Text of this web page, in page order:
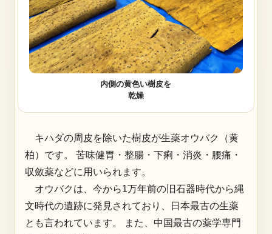
内側の黄色い樹皮を
乾燥
キハダの周皮を除いた樹皮が生薬オウバク（黄
柏）です。 苦味健胃・整腸・下痢・消炎・腰痛・
収斂薬などに用いられます。
オウバクは、今から1万年前の旧石器時代から縄
文時代の遺跡に発見されており、日本最古の生薬
とも言われています。 また、中国最古の薬学専門